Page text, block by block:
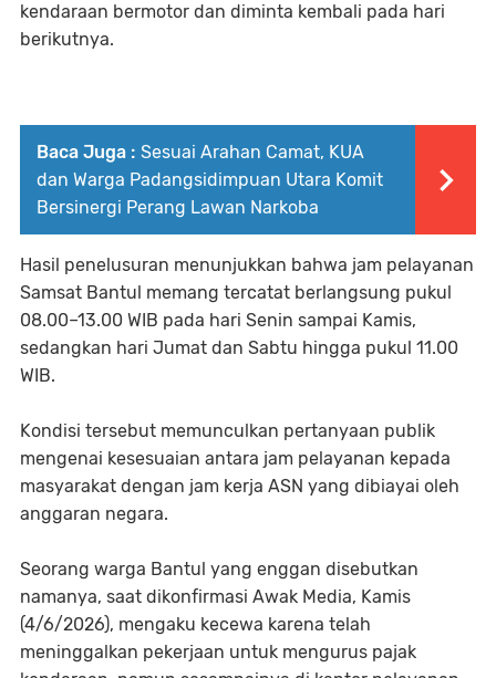
kendaraan bermotor dan diminta kembali pada hari
berikutnya.
Baca Juga : Sesuai Arahan Camat, KUA
dan Warga Padangsidimpuan Utara Komit
Bersinergi Perang Lawan Narkoba
Hasil penelusuran menunjukkan bahwa jam pelayanan
Samsat Bantul memang tercatat berlangsung pukul
08.00–13.00 WIB pada hari Senin sampai Kamis,
sedangkan hari Jumat dan Sabtu hingga pukul 11.00
WIB.
Kondisi tersebut memunculkan pertanyaan publik
mengenai kesesuaian antara jam pelayanan kepada
masyarakat dengan jam kerja ASN yang dibiayai oleh
anggaran negara.
Seorang warga Bantul yang enggan disebutkan
namanya, saat dikonfirmasi Awak Media, Kamis
(4/6/2026), mengaku kecewa karena telah
meninggalkan pekerjaan untuk mengurus pajak